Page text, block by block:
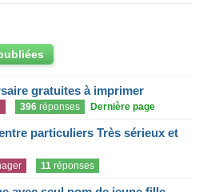
gratuites à imprimer
396 réponses Dernière page
particuliers Très sérieux et
11 réponses